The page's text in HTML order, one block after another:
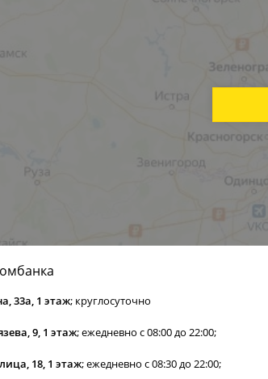
33а, 1 этаж; круглосуточно
9, 1 этаж; ежедневно с 08:00 до 22:00;
18, 1 этаж; ежедневно с 08:30 до 22:00;